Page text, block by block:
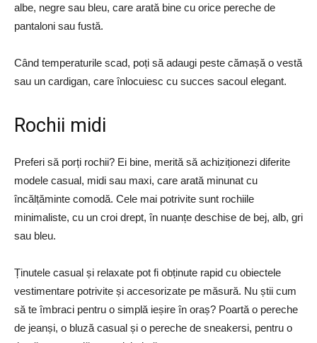
albe, negre sau bleu, care arată bine cu orice pereche de
pantaloni sau fustă.
Când temperaturile scad, poți să adaugi peste cămașă o vestă
sau un cardigan, care înlocuiesc cu succes sacoul elegant.
Rochii midi
Preferi să porți rochii? Ei bine, merită să achiziționezi diferite
modele casual, midi sau maxi, care arată minunat cu
încălțăminte comodă. Cele mai potrivite sunt rochiile
minimaliste, cu un croi drept, în nuanțe deschise de bej, alb, gri
sau bleu.
Ținutele casual și relaxate pot fi obținute rapid cu obiectele
vestimentare potrivite și accesorizate pe măsură. Nu știi cum
să te îmbraci pentru o simplă ieșire în oraș? Poartă o pereche
de jeanși, o bluză casual și o pereche de sneakersi, pentru o